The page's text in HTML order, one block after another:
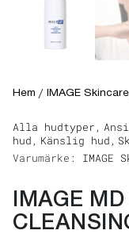
Hem / IMAGE Skincare
Alla hudtyper,
hud, Känslig hud,
Varumärke: IMAGE
IMAGE